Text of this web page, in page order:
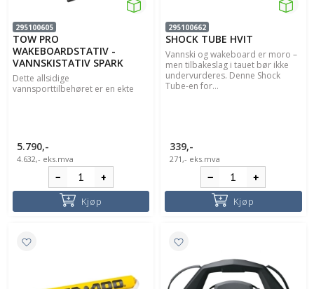
295100605
TOW PRO
WAKEBOARDSTATIV -
VANNSKISTATIV SPARK
Dette allsidige
vannsporttilbehøret er en ekte
5.790,-
4.632,- eks.mva
Kjøp
295100662
SHOCK TUBE HVIT
Vannski og wakeboard er moro –
men tilbakeslag i tauet bør ikke
undervurderes. Denne Shock
Tube-en for...
339,-
271,- eks.mva
Kjøp